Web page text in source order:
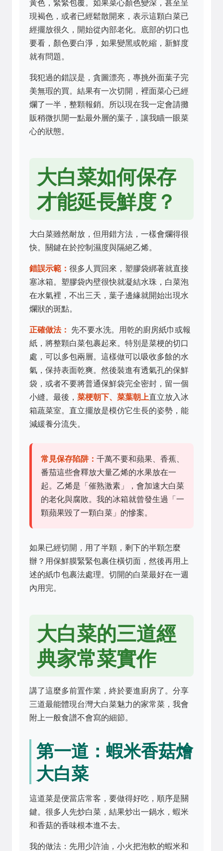
黃色，緊緊包覆。如果菜心顏色變深，甚至呈
現褐色，或者已經鬆散開來，表示這顆白菜已
經擺放很久，開始從內部老化。底部的切口也
要看，顏色要白淨，如果變黑或乾縮，新鮮度
就有問題。
我犯過的錯誤是，貪圖漂亮，專挑外面葉子完
美無瑕的買。結果有一次切開，裡面菜心已經
爛了一半，整顆報銷。所以現在我一定會請攤
販稍微扒開一點最外層的葉子，讓我瞄一眼菜
心的狀態。
大白菜如何保存
才能延長鮮度？
大白菜雖然耐放，但用錯方法，一樣會爛得很
快。關鍵在於控制濕度與隔絕乙烯。
錯誤示範： 很多人買回來，塑膠袋綁著就直接
塞冰箱。塑膠袋內壁很快就凝結水珠，白菜泡
在水氣裡，不出三天，葉子邊緣就開始出現水
爛狀的斑點。
正確做法：
先不要水洗。用乾的廚房紙巾或報
紙，將整顆白菜包裹起來。特別是菜梗的切口
處，可以多包兩層。這樣做可以吸收多餘的水
氣，保持表面乾爽。然後裝進有透氣孔的保鮮
袋，或者不要將普通保鮮袋完全密封，留一個
小縫。最後， 菜梗朝下、菜葉朝上直立放入冰
箱蔬菜室。直立擺放是模仿它生長的姿勢，能
減緩養分流失。
常見保存陷阱： 千萬不要和蘋果、香蕉、
番茄這些會釋放大量乙烯的水果放在一
起。乙烯是「催熟激素」，會加速大白菜
的老化與腐敗。我的冰箱就曾發生過「一
顆蘋果毀了一顆白菜」的慘案。
如果已經切開，用了半顆，剩下的半顆怎麼
辦？用保鮮膜緊緊包裹住橫切面，然後再用上
述的紙巾包裹法處理。切開的白菜最好在一週
內用完。
大白菜的三道經
典家常菜實作
講了這麼多前置作業，終於要進廚房了。分享
三道最能體現台灣大白菜魅力的家常菜，我會
附上一般食譜不會寫的細節。
第一道：蝦米香菇燴
大白菜
這道菜是便當店常客，要做得好吃，順序是關
鍵。很多人先炒白菜，結果炒出一鍋水，蝦米
和香菇的香味根本進不去。
我的做法：先用少許油，小火把泡軟的蝦米和